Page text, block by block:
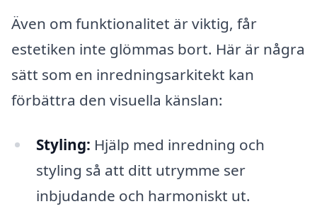
Även om funktionalitet är viktig, får
estetiken inte glömmas bort. Här är några
sätt som en inredningsarkitekt kan
förbättra den visuella känslan:
Styling: Hjälp med inredning och
styling så att ditt utrymme ser
inbjudande och harmoniskt ut.